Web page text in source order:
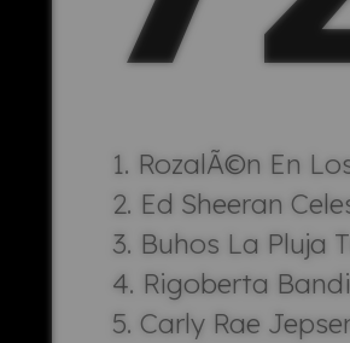
RozalÃ©n En
Ed Sheeran
Buhos La Pluja
Rigoberta
Carly Rae